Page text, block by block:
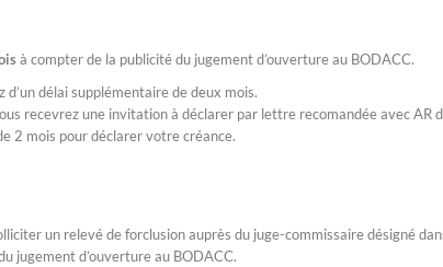
à compter de la publicité du jugement d’ouverture au BODACC.
délai supplémentaire de deux mois.
recevrez une invitation à déclarer par lettre recomandée avec AR
2 mois pour déclarer votre créance.
un relevé de forclusion auprès du juge-commissaire désigné
jugement d’ouverture au BODACC.